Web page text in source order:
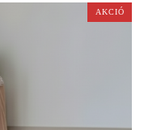
AKCIÓ